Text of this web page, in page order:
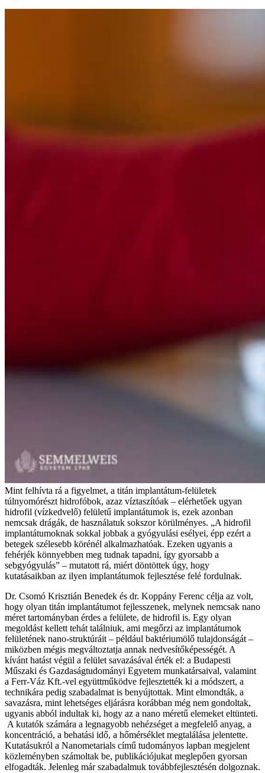
Mint felhívta rá a figyelmet, a titán implantátum-felületek
túlnyomórészt hidrofóbok, azaz víztaszítóak – elérhetőek ugyan
hidrofil (vízkedvelő) felületű implantátumok is, ezek azonban
nemcsak drágák, de használatuk sokszor körülményes. „A hidrofil
implantátumoknak sokkal jobbak a gyógyulási esélyei, épp ezért a
betegek szélesebb körénél alkalmazhatóak. Ezeken ugyanis a
fehérjék könnyebben meg tudnak tapadni, így gyorsabb a
sebgyógyulás” – mutatott rá, miért döntöttek úgy, hogy
kutatásaikban az ilyen implantátumok fejlesztése felé fordulnak.
Dr. Csomó Krisztián Benedek és dr. Koppány Ferenc célja az volt,
hogy olyan titán implantátumot fejlesszenek, melynek nemcsak nano
méret tartományban érdes a felülete, de hidrofil is. Egy olyan
megoldást kellett tehát találniuk, ami megőrzi az implantátumok
felületének nano-struktúráit – például baktériumölő tulajdonságát –
miközben mégis megváltoztatja annak nedvesítőképességét. A
kívánt hatást végül a felület savazásával érték el: a Budapesti
Műszaki és Gazdaságtudományi Egyetem munkatársaival, valamint
a Ferr-Váz Kft.-vel együttműködve fejlesztették ki a módszert, a
technikára pedig szabadalmat is benyújtottak. Mint elmondták, a
savazásra, mint lehetséges eljárásra korábban még nem gondoltak,
ugyanis abból indultak ki, hogy az a nano méretű elemeket eltünteti.
A kutatók számára a legnagyobb nehézséget a megfelelő anyag, a
koncentráció, a behatási idő, a hőmérséklet megtalálása jelentette.
Kutatásukról a Nanometarials című tudományos lapban megjelent
közleményben számoltak be, publikációjukat meglepően gyorsan
elfogadták. Jelenleg már szabadalmuk továbbfejlesztésén dolgoznak.